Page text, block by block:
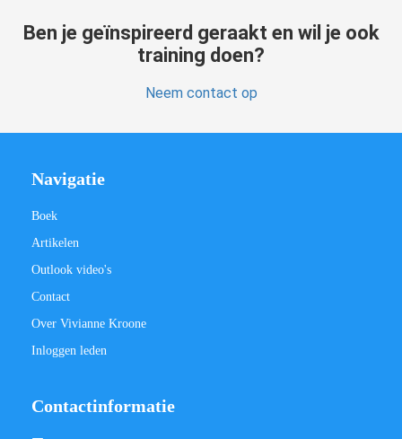
Ben je geïnspireerd geraakt en wil je ook
training doen?
Neem contact op
Navigatie
Boek
Artikelen
Outlook video's
Contact
Over Vivianne Kroone
Inloggen leden
Contactinformatie